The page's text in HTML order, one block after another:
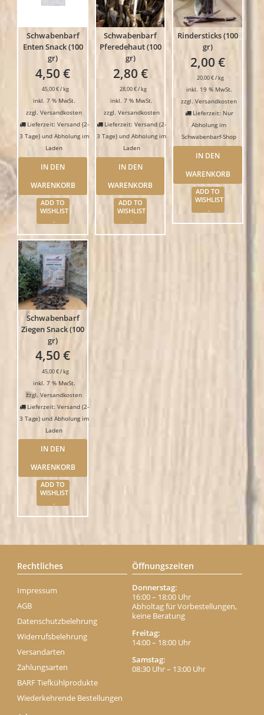
Schwabenbarf
Enten Snack (100
gr)
4,50€
45,00€/kg
inkl. 7 % MwSt.
zzgl.Versandkosten
Lieferzeit: Versand (2-
3 Tage) und Abholung im
Laden
IN DEN
WARENKORB
ADD TO
WISHLIST
Schwabenbarf
Pferedehaut (100
gr)
2,80 €
28,00€/kg
inkl. 7 % MwSt.
zzgl. Versandkosten
Lieferzeit: Versand (2-
3 Tage) und Abholung im
Laden
IN DEN
WARENKORB
ADD TO
WISHLIST
Rindersticks (100
gr)
2,00€
20,00€/kg
inkl. 19 % MwSt.
zzgl.Versandkosten
Lieferzeit: Nur
Abholung im
Schwabenbarf-Shop
IN DEN
WARENKORB
ADD TO
WISHLIST
Schwabenbarf
Ziegen Snack (100
gr)
4,50€
45,00€/kg
inkl. 7 % MwSt.
zzgl.Versandkosten
Lieferzeit: Versand (2-
3 Tage) und Abholung im
Laden
IN DEN
WARENKORB
ADD TO
WISHLIST
Rechtliches
Impressum
AGB
Datenschutzbelehrung
Widerrufsbelehrung
Versandarten
Zahlungsarten
BARF Tiefkühlprodukte
Wiederkehrende Bestellungen
Öffnungszeiten
Donnerstag:
16:00 – 18:00 Uhr
Abholtag für Vorbestellungen,
keine Beratung
Freitag:
14:00 – 18:00 Uhr
Samstag:
08:30 Uhr – 13:00 Uhr